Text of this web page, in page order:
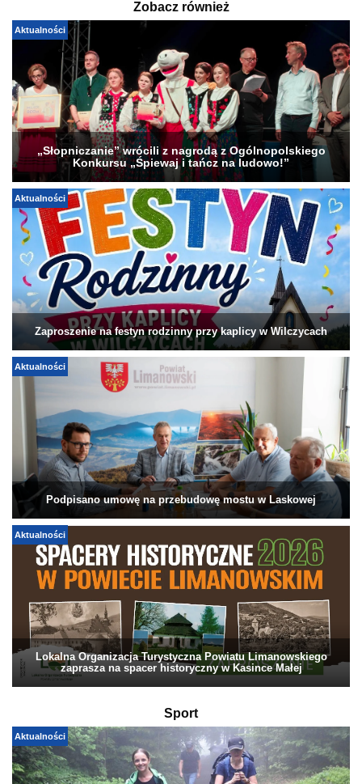
Zobacz również
Aktualności
„Słopniczanie” wrócili z nagrodą z Ogólnopolskiego
Konkursu „Śpiewaj i tańcz na ludowo!”
Aktualności
Zaproszenie na festyn rodzinny przy kaplicy w Wilczycach
Aktualności
Podpisano umowę na przebudowę mostu w Laskowej
Aktualności
Lokalna Organizacja Turystyczna Powiatu Limanowskiego
zaprasza na spacer historyczny w Kasince Małej
Sport
Aktualności